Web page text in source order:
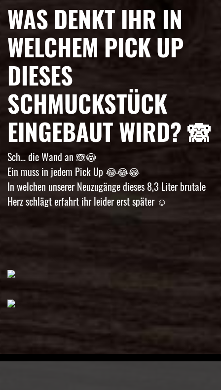
WAS DENKT IHR IN
WELCHEM PICK UP
DIESES
SCHMUCKSTÜCK
EINGEBAUT WIRD? 🙈
Sch… die Wand an 🙈😳
Ein muss in jedem Pick Up 😂😂😂
In welchen unserer Neuzugänge dieses 8,3 Liter brutale
Herz schlägt erfahrt ihr leider erst später ☺️